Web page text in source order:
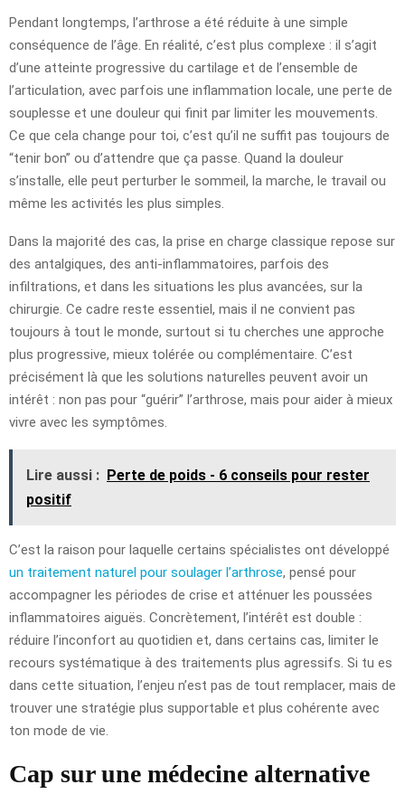
Pendant longtemps, l’arthrose a été réduite à une simple
conséquence de l’âge. En réalité, c’est plus complexe : il s’agit
d’une atteinte progressive du cartilage et de l’ensemble de
l’articulation, avec parfois une inflammation locale, une perte de
souplesse et une douleur qui finit par limiter les mouvements.
Ce que cela change pour toi, c’est qu’il ne suffit pas toujours de
“tenir bon” ou d’attendre que ça passe. Quand la douleur
s’installe, elle peut perturber le sommeil, la marche, le travail ou
même les activités les plus simples.
Dans la majorité des cas, la prise en charge classique repose sur
des antalgiques, des anti-inflammatoires, parfois des
infiltrations, et dans les situations les plus avancées, sur la
chirurgie. Ce cadre reste essentiel, mais il ne convient pas
toujours à tout le monde, surtout si tu cherches une approche
plus progressive, mieux tolérée ou complémentaire. C’est
précisément là que les solutions naturelles peuvent avoir un
intérêt : non pas pour “guérir” l’arthrose, mais pour aider à mieux
vivre avec les symptômes.
Lire aussi : Perte de poids - 6 conseils pour rester
positif
C’est la raison pour laquelle certains spécialistes ont développé
un traitement naturel pour soulager l’arthrose, pensé pour
accompagner les périodes de crise et atténuer les poussées
inflammatoires aiguës. Concrètement, l’intérêt est double :
réduire l’inconfort au quotidien et, dans certains cas, limiter le
recours systématique à des traitements plus agressifs. Si tu es
dans cette situation, l’enjeu n’est pas de tout remplacer, mais de
trouver une stratégie plus supportable et plus cohérente avec
ton mode de vie.
Cap sur une médecine alternative